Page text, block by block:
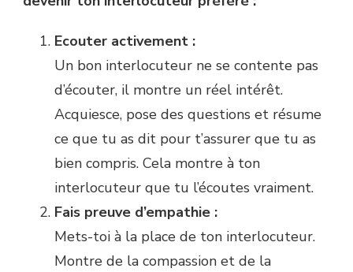
Ecouter activement :
Un bon interlocuteur ne se contente pas
d’écouter, il montre un réel intérêt.
Acquiesce, pose des questions et résume
ce que tu as dit pour t’assurer que tu as
bien compris. Cela montre à ton
interlocuteur que tu l’écoutes vraiment.
Fais preuve d’empathie :
Mets-toi à la place de ton interlocuteur.
Montre de la compassion et de la